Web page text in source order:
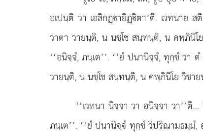
อเปนฺติ วา เอสิกฏฺายิฏฺิตา’ติ. เวทน
วาตา วายนฺติ, น นชฺโช สนฺทนฺติ, น คพฺภินิ
‘‘อนิจฺจํ, ภนฺเต’’. ‘‘ยํ ปนานิจฺจํ, ทุกฺขํ วา ตํ
วายนฺติ, น นชฺโช สนฺทนฺติ, น คพฺภินิโย วิชาย
‘‘เวทนา นิจฺจา วา อนิจฺจา วา’’
ภนฺเต’’. ‘‘ยํ ปนานิจฺจํ ทุกฺขํ วิปริณามธมฺ